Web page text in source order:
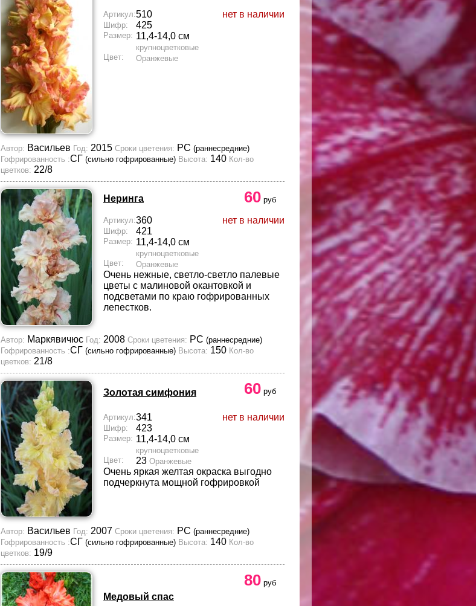
нет в наличии
Артикул:510
Шифр: 425
Размер: 11,4-14,0 см
крупноцветковые
Цвет:
Оранжевые
Автор: Васильев Год: 2015 Сроки цветения: РС (раннесредние)
Гофрированность :СГ (сильно гофрированные) Высота: 140 Кол-во
цветков: 22/8
Неринга 60 руб
нет в наличии
Артикул:360
Шифр: 421
Размер: 11,4-14,0 см
крупноцветковые
Цвет:
Оранжевые
Очень нежные, светло-светло палевые
цветы с малиновой окантовкой и
подсветами по краю гофрированных
лепестков.
Автор: Маркявичюс Год: 2008 Сроки цветения: РС (раннесредние)
Гофрированность :СГ (сильно гофрированные) Высота: 150 Кол-во
цветков: 21/8
Золотая симфония 60 руб
нет в наличии
Артикул:341
Шифр: 423
Размер: 11,4-14,0 см
крупноцветковые
Цвет:
23 Оранжевые
Очень яркая желтая окраска выгодно
подчеркнута мощной гофрировкой
Автор: Васильев Год: 2007 Сроки цветения: РС (раннесредние)
Гофрированность :СГ (сильно гофрированные) Высота: 140 Кол-во
цветков: 19/9
Медовый спас
80 руб